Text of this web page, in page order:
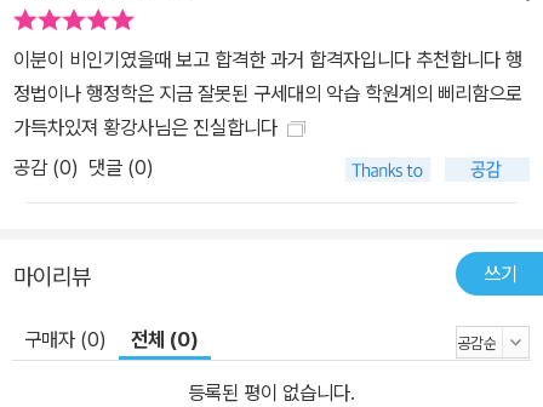
이분이 비인기였을때 보고 합격한 과거 합격자입니다 추천합니다 행
정법이나 행정학은 지금 잘못된 구세대의 악습 학원계의 삐리함으로
가득차있져 황강사님은 진실합니다
공감 (0) 댓글 (0)
마이리뷰 쓰기
구매자 (0) 전체 (0)
등록된 평이 없습니다.